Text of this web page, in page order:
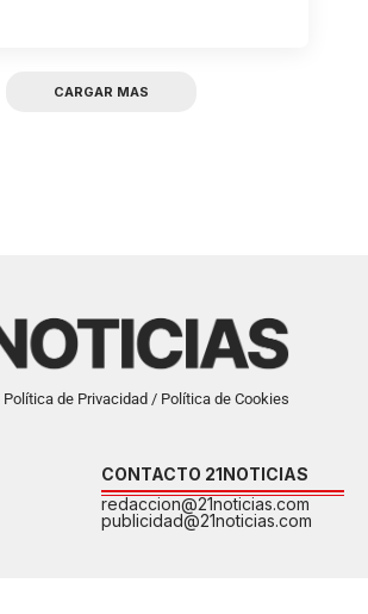
CARGAR MAS
de Privacidad / Política de Cookies
CONTACTO 21NOTICIAS
redaccion@21noticias.com
publicidad@21noticias.com